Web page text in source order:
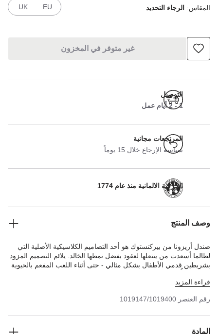
المقاس: الرجاء التحديد EU
UK
غير متوفر في المخزون
التوصيل
1 - 2 أيام عمل
المرتجعات مجانية
سياسة الإرجاع خلال 15 يوماً
الحرفية الالمانية منذ عام 1774
وصف المنتج
صندل أريزونا من بيركنستوك هو أحد التصاميم الكلاسيكية الأصلية التي
لطالما أسعدت من ينتعلها لعقود بفضل نمطها الخالد. يلائم التصميم المزود
بشريطين قدمي الأطفال بشكل مثالي - حتى أثناء اللعب المفعم بالحيوية
تجعل الطبقة العاكسة هذا التصميم الكلاسيكي مبهرًا ومن المؤكد أنه
الخارجي بلونه المتناسق والأبازيم. الجزء العلوي مصنوع من مادة
قراءة المزيد
رقم العنصر 1019147/1019400
المادة